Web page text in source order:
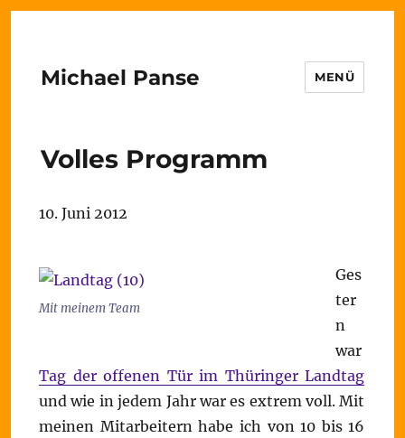
Michael Panse MENÜ
Volles Programm
10. Juni 2012
Mit meinem Team
Ges
ter
n
war
Tag der offenen Tür im Thüringer Landtag
und wie in jedem Jahr war es extrem voll. Mit
meinen Mitarbeitern habe ich von 10 bis 16